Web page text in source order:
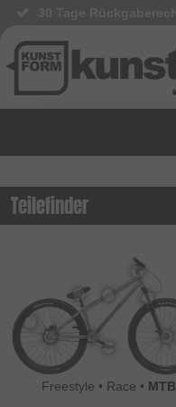
Teilefinder
Freestyle • Race • MTB